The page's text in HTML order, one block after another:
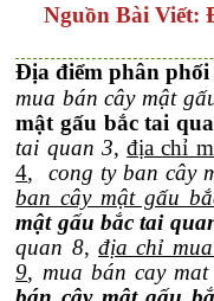
Nguồn Bài Viết:
Địa điểm phân phối
mua bán cây mật
mật gấu bắc tai
tai quan 3,địa chỉ
4, cong ty ban cây
ban cây mật gấu
mật gấu bắc tai
quan 8,địa chỉ
9, mua bán cay